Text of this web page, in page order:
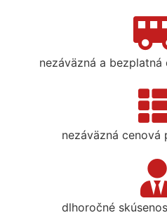
nezáväzná a
nezáväzná cenová
dlhoročné